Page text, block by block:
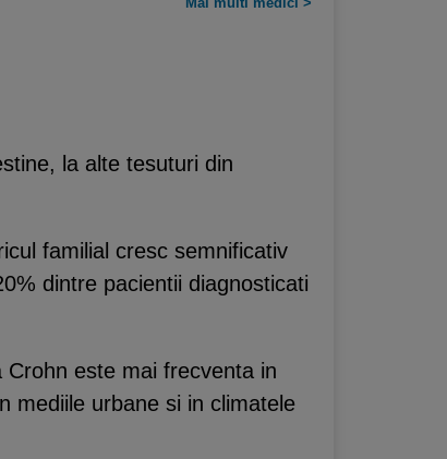
la alte tesuturi din
familial cresc semnificativ
dintre pacientii diagnosticati
este mai frecventa in
mediile urbane si in climatele